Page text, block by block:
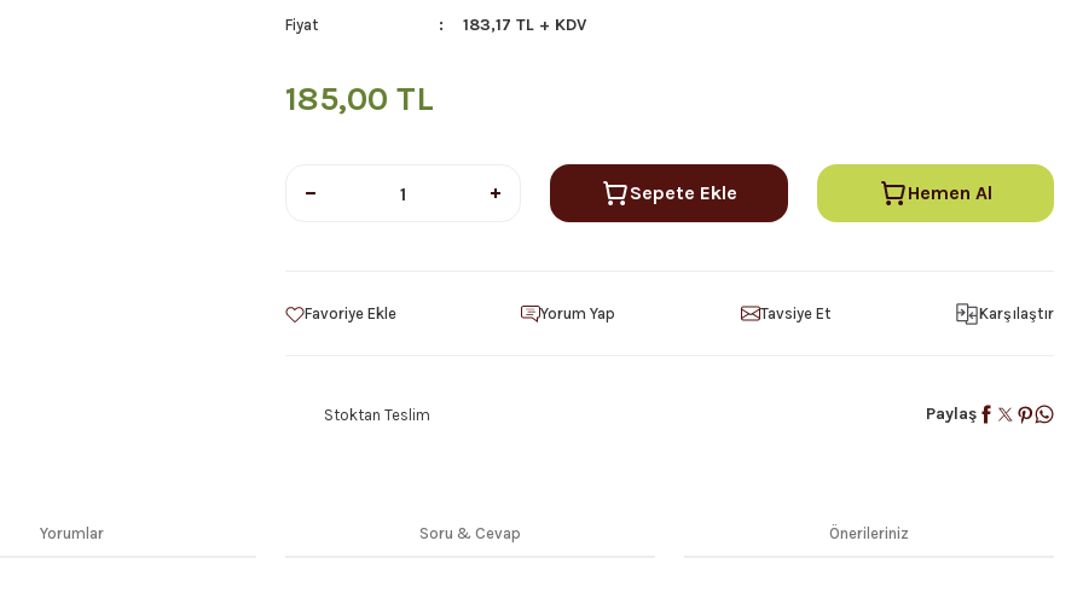
Fiyat 183,17 TL + KDV
185,00 TL
Sepete Ekle Hemen Al
Yorum Yap Tavsiye Et Karşılaştır
Stoktan Teslim Paylaş
Yorumlar Soru & Cevap Önerileriniz